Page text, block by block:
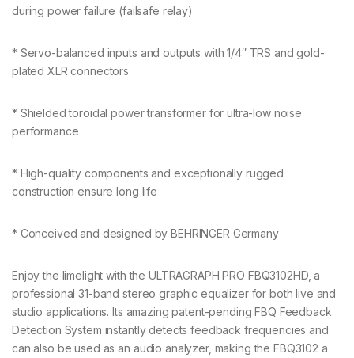
during power failure (failsafe relay)
* Servo-balanced inputs and outputs with 1/4″ TRS and gold-
plated XLR connectors
* Shielded toroidal power transformer for ultra-low noise
performance
* High-quality components and exceptionally rugged
construction ensure long life
* Conceived and designed by BEHRINGER Germany
Enjoy the limelight with the ULTRAGRAPH PRO FBQ3102HD, a
professional 31-band stereo graphic equalizer for both live and
studio applications. Its amazing patent-pending FBQ Feedback
Detection System instantly detects feedback frequencies and
can also be used as an audio analyzer, making the FBQ3102 a